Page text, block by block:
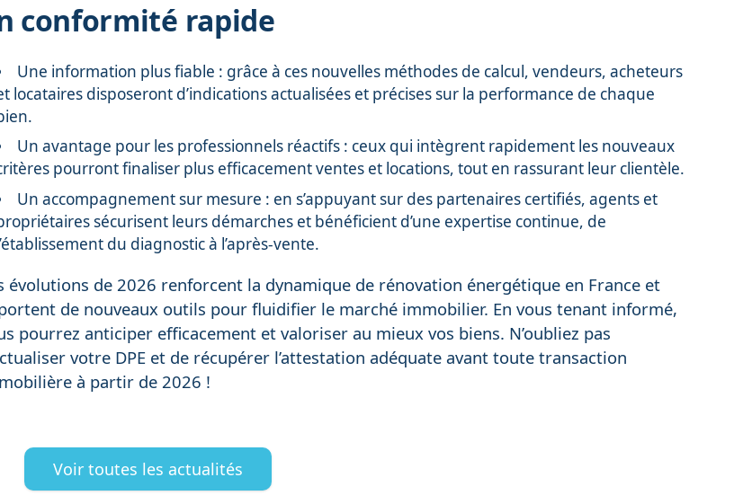
conformité rapide
Une information plus fiable : grâce à ces nouvelles méthodes de calcul, vendeurs, acheteurs
locataires disposeront d’indications actualisées et précises sur la performance de chaque
Un avantage pour les professionnels réactifs : ceux qui intègrent rapidement les nouveaux
pourront finaliser plus efficacement ventes et locations, tout en rassurant leur clientèle.
Un accompagnement sur mesure : en s’appuyant sur des partenaires certifiés, agents et
sécurisent leurs démarches et bénéficient d’une expertise continue, de
du diagnostic à l’après-vente.
évolutions de 2026 renforcent la dynamique de rénovation énergétique en France et
de nouveaux outils pour fluidifier le marché immobilier. En vous tenant informé,
pourrez anticiper efficacement et valoriser au mieux vos biens. N’oubliez pas
votre DPE et de récupérer l’attestation adéquate avant toute transaction
à partir de 2026 !
Voir toutes les actualités